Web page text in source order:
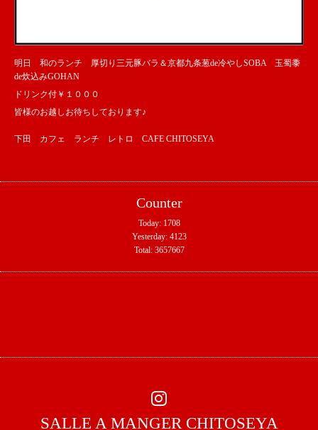
明日 和のランチ 厚切り三元豚バラ＆京都九条葱de冷やしSOBA 玉蜀黍
de炊込みGOHAN
ドリンク付￥１０００
皆様のお越しお待ちしております♪
下田 カフェ ランチ レトロ CAFE CHITOSEYA
Counter
Today: 1708
Yesterday: 4123
Total: 3657667
SALLE A MANGER CHITOSEYA